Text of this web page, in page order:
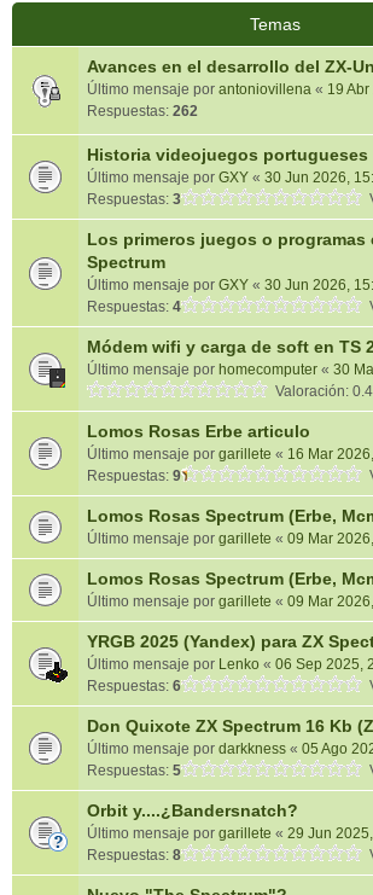
Temas
Avances en el desarrollo del ZX-
Último mensaje por antoniovillena « 19
Respuestas: 262
Historia videojuegos portugueses
Último mensaje por GXY « 30 Jun 2026,
Respuestas: 3
Los primeros juegos o programas
Spectrum
Último mensaje por GXY « 30 Jun 2026,
Respuestas: 4
Módem wifi y carga de soft en TS
Último mensaje por homecomputer « 30
Valoración:
Lomos Rosas Erbe articulo
Último mensaje por garillete « 16 Mar
Respuestas: 9
Lomos Rosas Spectrum (Erbe,
Último mensaje por garillete « 09 Mar
Lomos Rosas Spectrum (Erbe,
Último mensaje por garillete « 09 Mar
YRGB 2025 (Yandex) para ZX
Último mensaje por Lenko « 06 Sep 2025,
Respuestas: 6
Don Quixote ZX Spectrum 16 Kb
Último mensaje por darkkness « 05 Ago
Respuestas: 5
Orbit y....¿Bandersnatch?
Último mensaje por garillete « 29 Jun
Respuestas: 8